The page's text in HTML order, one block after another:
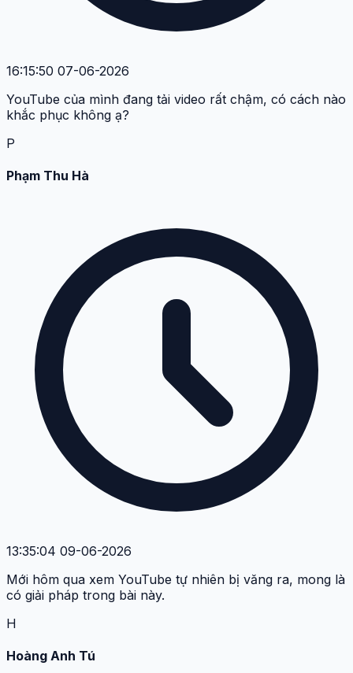
16:15:50 07-06-2026
YouTube của mình đang tải video rất chậm, có cách nào
khắc phục không ạ?
P
Phạm Thu Hà
13:35:04 09-06-2026
Mới hôm qua xem YouTube tự nhiên bị văng ra, mong là
có giải pháp trong bài này.
H
Hoàng Anh Tú